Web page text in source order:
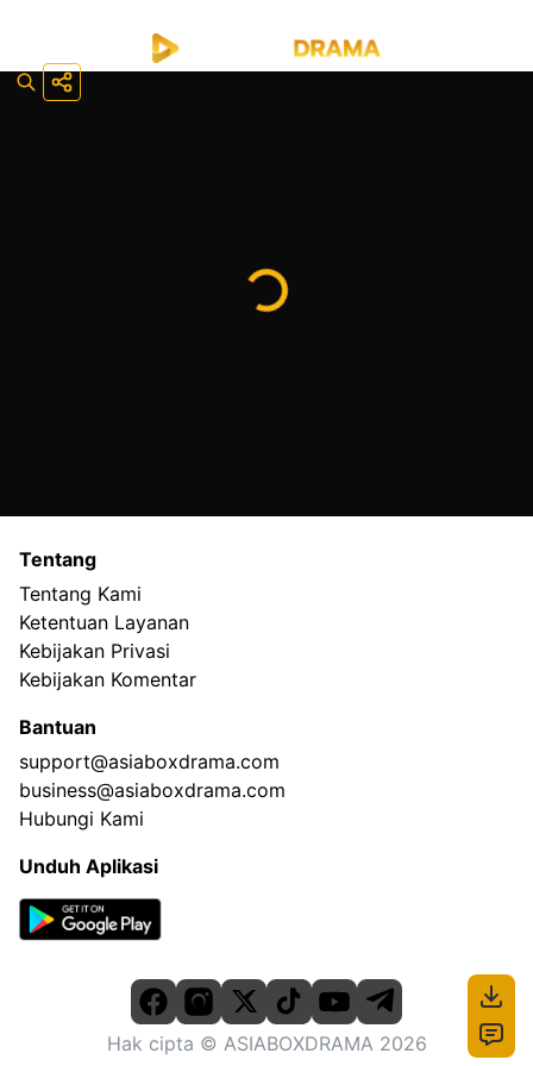
Tentang
Tentang Kami
Ketentuan Layanan
Kebijakan Privasi
Kebijakan Komentar
Bantuan
support@asiaboxdrama.com
business@asiaboxdrama.com
Hubungi Kami
Unduh Aplikasi
Hak cipta © ASIABOXDRAMA 2026